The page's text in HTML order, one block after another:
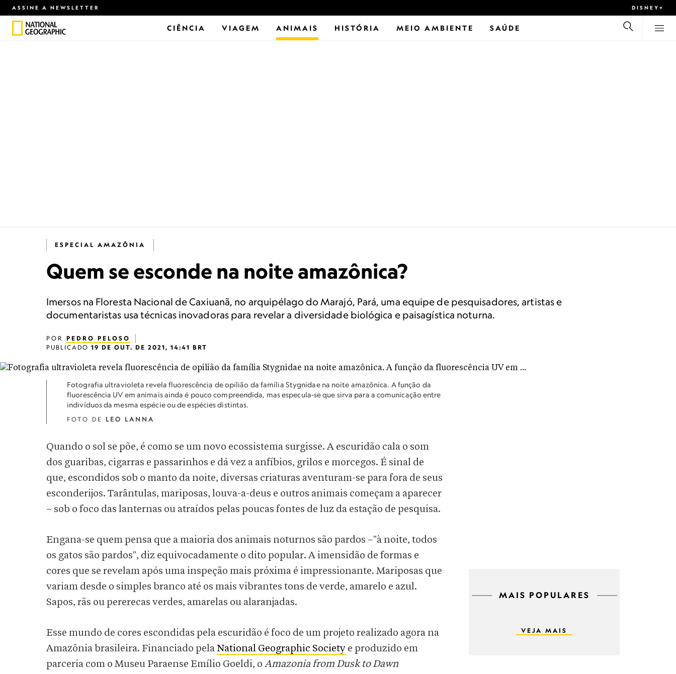
ASSINE A NEWSLETTER DISNEY+
CIÊNCIA VIAGEM ANIMAIS HISTÓRIA MEIO AMBIENTE SAÚDE
ESPECIAL AMAZÔNIA
Quem se esconde na noite amazônica?
Imersos na Floresta Nacional de Caxiuanã, no arquipélago do Marajó, Pará, uma equipe de pesquisadores, artistas e
documentaristas usa técnicas inovadoras para revelar a diversidade biológica e paisagística noturna.
POR PEDRO PELOSO
PUBLICADO 19 DE OUT. DE 2021, 14:41 BRT
Fotografia ultravioleta revela fluorescência de opilião da família Stygnidae na noite amazônica. A função da
fluorescência UV em animais ainda é pouco compreendida, mas especula-se que sirva para a comunicação entre
indivíduos da mesma espécie ou de espécies distintas.
FOTO DE LEO LANNA
Quando o sol se põe, é como se um novo ecossistema surgisse. A escuridão cala o som
dos guaribas, cigarras e passarinhos e dá vez a anfíbios, grilos e morcegos. É sinal de
que, escondidos sob o manto da noite, diversas criaturas aventuram-se para fora de seus
esconderijos. Tarântulas, mariposas, louva-a-deus e outros animais começam a aparecer
– sob o foco das lanternas ou atraídos pelas poucas fontes de luz da estação de pesquisa.
Engana-se quem pensa que a maioria dos animais noturnos são pardos –"à noite, todos
os gatos são pardos", diz equivocadamente o dito popular. A imensidão de formas e
cores que se revelam após uma inspeção mais próxima é impressionante. Mariposas que
variam desde o simples branco até os mais vibrantes tons de verde, amarelo e azul.
Sapos, rãs ou pererecas verdes, amarelas ou alaranjadas.
Esse mundo de cores escondidas pela escuridão é foco de um projeto realizado agora na
Amazônia brasileira. Financiado pela National Geographic Society e produzido em
parceria com o Museu Paraense Emílio Goeldi, o Amazonia from Dusk to Dawn
MAIS POPULARES
VEJA MAIS